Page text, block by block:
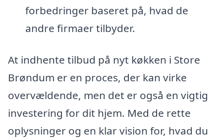
forbedringer baseret på, hvad de
andre firmaer tilbyder.
At indhente tilbud på nyt køkken i Store
Brøndum er en proces, der kan virke
overvældende, men det er også en vigtig
investering for dit hjem. Med de rette
oplysninger og en klar vision for, hvad du